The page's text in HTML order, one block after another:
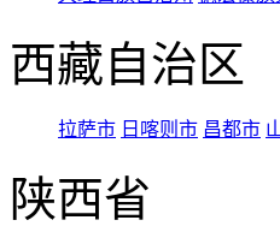
西藏自治区
拉萨市 日喀则市 昌都市
陕西省